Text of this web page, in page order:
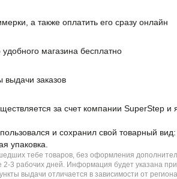
а также оплатить его сразу онлайн
магазина бесплатно
выдачи заказов
за счет компании SuperStep и
и сохранил свой товарный
упаковка.
тебе товаров, без оформления
2-3 рабочих дней. Информация будет указана
выдачи отличается в зависимости от региона